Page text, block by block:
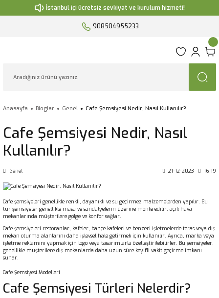
İstanbul içi ücretsiz sevkiyat ve kurulum hizmeti!
908504955233
Anasayfa Bloglar Genel Cafe Şemsiyesi Nedir, Nasıl Kullanılır?
Cafe Şemsiyesi Nedir, Nasıl
Kullanılır?
Genel 21-12-2023 16:19
Cafe şemsiyeleri genellikle renkli, dayanıklı ve su geçirmez malzemelerden yapılır. Bu
tür şemsiyeler genellikle masa ve sandalyelerin üzerine monte edilir, açık hava
mekanlarında müşterilere gölge ve konfor sağlar.
Cafe şemsiyeleri restoranlar, kafeler, bahçe kafeleri ve benzeri işletmelerde teras veya dış
mekan oturma alanlarını daha işlevsel hale getirmek için kullanılır. Ayrıca, marka veya
işletme reklamını yapmak için logo veya tasarımlarla özelleştirilebilirler. Bu şemsiyeler,
genellikle müşterilere dış mekanlarda daha uzun süre keyifli vakit geçirme imkanı
sunar.
Cafe Şemsiyesi Modelleri
Cafe Şemsiyesi Türleri Nelerdir?